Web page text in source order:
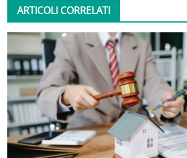
ARTICOLI CORRELATI